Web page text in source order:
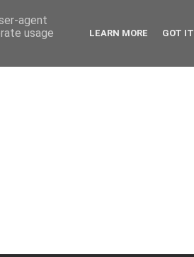
agent
usage
LEARN MORE GOT IT